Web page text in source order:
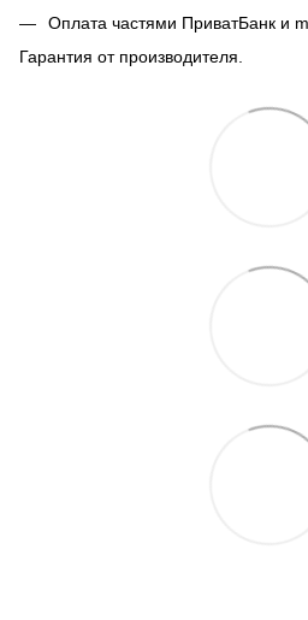
Оплата частями ПриватБанк и
Гарантия от производителя.